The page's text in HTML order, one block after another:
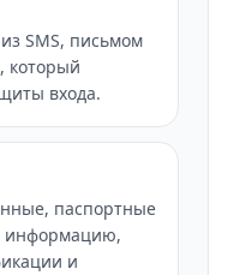
SMS, письмом
который
входа.
паспортные
информацию,
и